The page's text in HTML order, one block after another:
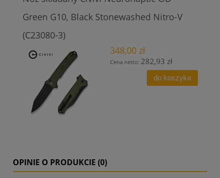
Green G10, Black Stonewashed Nitro-V
(C23080-3)
348,00 zł
Cena netto: 282,93 zł
do koszyka
OPINIE O PRODUKCIE (0)